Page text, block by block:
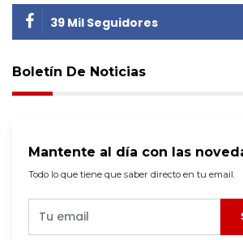
39 Mil Seguidores
Boletín De Noticias
Mantente al día con las
Todo lo que tiene que saber directo en tu email.